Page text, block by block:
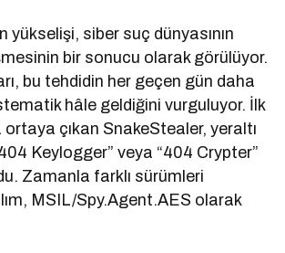
yükselişi, siber suç dünyasının
bir sonucu olarak görülüyor.
bu tehdidin her geçen gün daha
hâle geldiğini vurguluyor. İlk
ortaya çıkan SnakeStealer, yeraltı
Keylogger” veya “404 Crypter”
Zamanla farklı sürümleri
MSIL/Spy.Agent.AES olarak